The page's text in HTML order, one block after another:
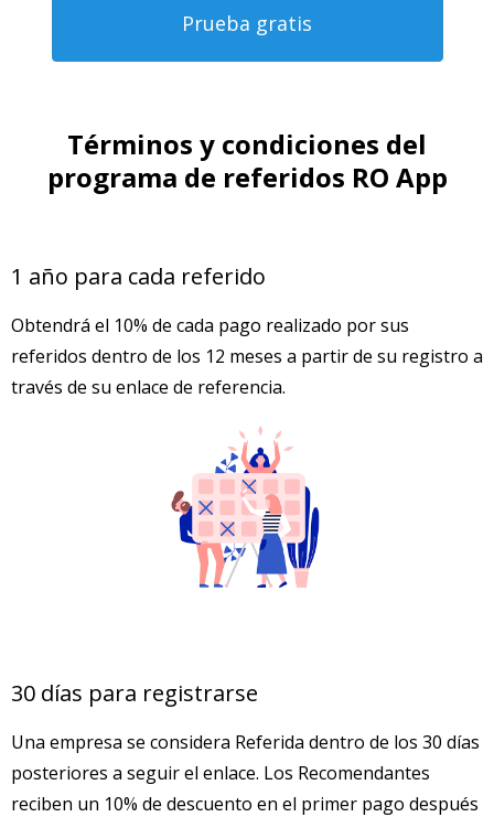
Prueba gratis
Términos y condiciones del
programa de referidos RO App
1 año para cada referido
Obtendrá el 10% de cada pago realizado por sus
referidos dentro de los 12 meses a partir de su registro a
través de su enlace de referencia.
30 días para registrarse
Una empresa se considera Referida dentro de los 30 días
posteriores a seguir el enlace. Los Recomendantes
reciben un 10% de descuento en el primer pago después